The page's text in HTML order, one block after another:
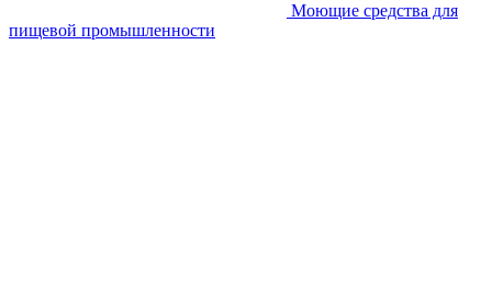
Моющие средства для
пищевой промышленности